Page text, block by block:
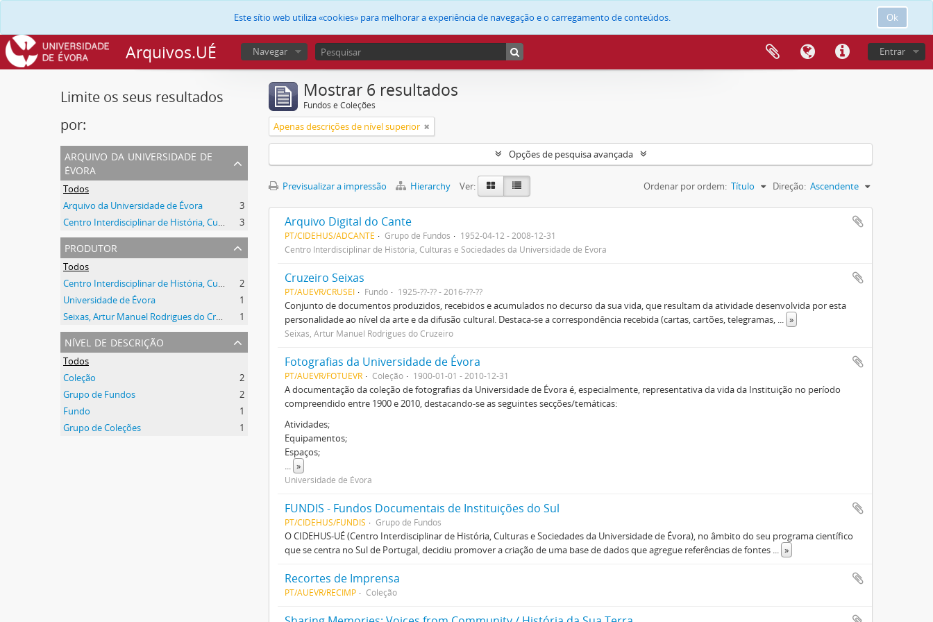
Ok
Este sítio web utiliza «cookies» para melhorar a experiência de navegação e o carregamento de conteúdos.
Arquivos.UÉ Entrar
Navegar
Limite os seus resultados
por:
arquivo da universidade de
évora
Todos
Arquivo da Universidade de Évora
3
Centro Interdisciplinar de História, Culturas e Sociedades da Universidade de Évora
3
produtor
Todos
Centro Interdisciplinar de História, Culturas e Sociedades da Universidade de Évora
2
Universidade de Évora
1
Seixas, Artur Manuel Rodrigues do Cruzeiro
1
nível de descrição
Todos
Coleção
2
Grupo de Fundos
2
Fundo
1
Grupo de Coleções
1
Mostrar 6 resultados
Fundos e Coleções
Apenas descrições de nível superior
Opções de pesquisa avançada
Previsualizar a impressão Hierarchy Ver: Ordenar por ordem: Título Direção: Ascendente
Arquivo Digital do Cante
PT/CIDEHUS/ADCANTE Grupo de Fundos
1952-04-12 - 2008-12-31
Centro Interdisciplinar de História, Culturas e Sociedades da Universidade de Évora
Cruzeiro Seixas
PT/AUEVR/CRUSEI Fundo 1925-??-?? - 2016-??-??
Conjunto de documentos produzidos, recebidos e acumulados no decurso da sua vida, que resultam da atividade desenvolvida por esta
personalidade ao nível da arte e da difusão cultural. Destaca-se a correspondência recebida (cartas, cartões, telegramas, ... »
Seixas, Artur Manuel Rodrigues do Cruzeiro
Fotografias da Universidade de Évora
PT/AUEVR/FOTUEVR Coleção 1900-01-01 - 2010-12-31
A documentação da coleção de fotografias da Universidade de Évora é, especialmente, representativa da vida da Instituição no período
compreendido entre 1900 e 2010, destacando-se as seguintes secções/temáticas:
Atividades;
Equipamentos;
Espaços;
... »
Universidade de Évora
FUNDIS - Fundos Documentais de Instituições do Sul
PT/CIDEHUS/FUNDIS Grupo de Fundos
O CIDEHUS-UÉ (Centro Interdisciplinar de História, Culturas e Sociedades da Universidade de Évora), no âmbito do seu programa científico
que se centra no Sul de Portugal, decidiu promover a criação de uma base de dados que agregue referências de fontes ... »
Recortes de Imprensa
PT/AUEVR/RECIMP Coleção